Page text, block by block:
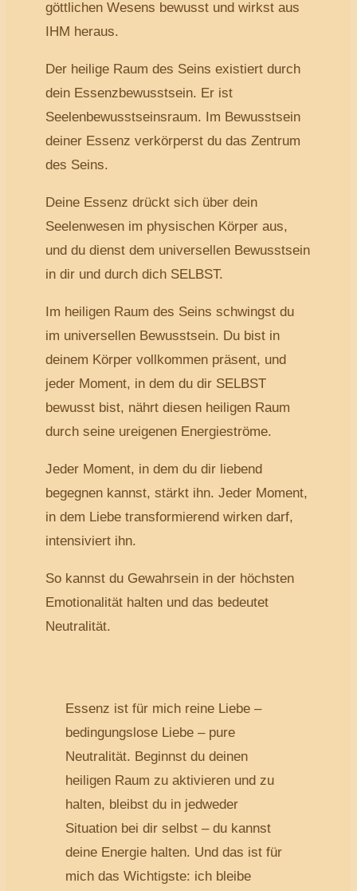
göttlichen Wesens bewusst und wirkst aus
IHM heraus.
Der heilige Raum des Seins existiert durch
dein Essenzbewusstsein. Er ist
Seelenbewusstseinsraum. Im Bewusstsein
deiner Essenz verkörperst du das Zentrum
des Seins.
Deine Essenz drückt sich über dein
Seelenwesen im physischen Körper aus,
und du dienst dem universellen Bewusstsein
in dir und durch dich SELBST.
Im heiligen Raum des Seins schwingst du
im universellen Bewusstsein. Du bist in
deinem Körper vollkommen präsent, und
jeder Moment, in dem du dir SELBST
bewusst bist, nährt diesen heiligen Raum
durch seine ureigenen Energieströme.
Jeder Moment, in dem du dir liebend
begegnen kannst, stärkt ihn. Jeder Moment,
in dem Liebe transformierend wirken darf,
intensiviert ihn.
So kannst du Gewahrsein in der höchsten
Emotionalität halten und das bedeutet
Neutralität.
Essenz ist für mich reine Liebe –
bedingungslose Liebe – pure
Neutralität. Beginnst du deinen
heiligen Raum zu aktivieren und zu
halten, bleibst du in jedweder
Situation bei dir selbst – du kannst
deine Energie halten. Und das ist für
mich das Wichtigste: ich bleibe